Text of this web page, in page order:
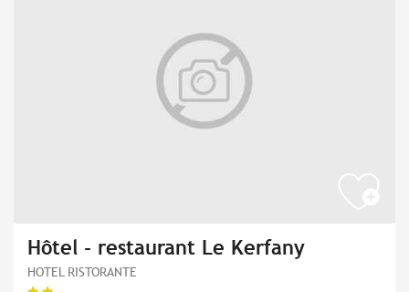
Hôtel - restaurant Le Kerfany
HOTEL RISTORANTE